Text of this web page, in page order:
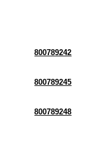
800789242
800789245
800789248